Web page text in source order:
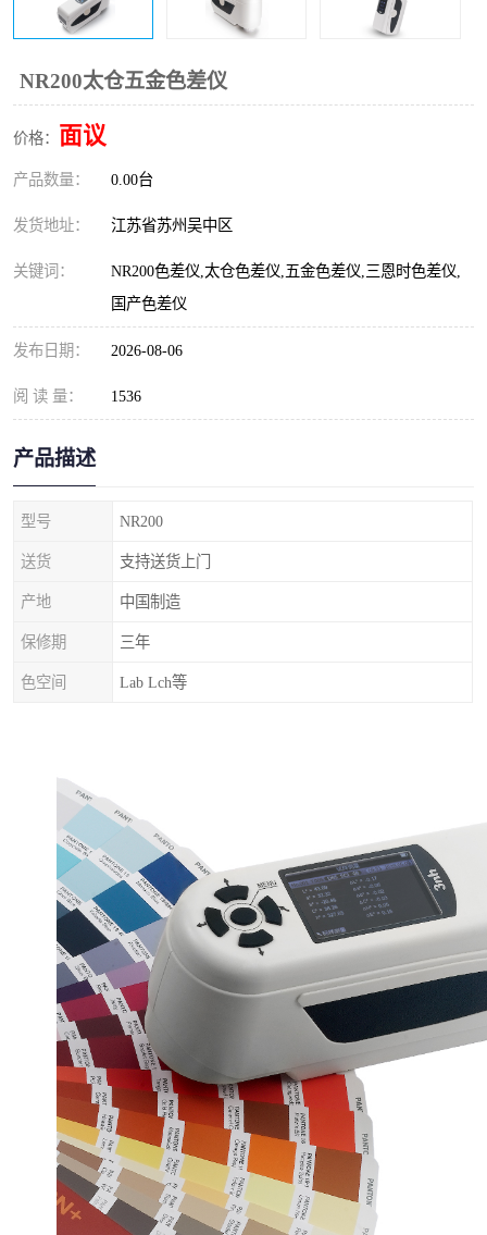
NR200太仓五金色差仪
价格： 面议
产品数量： 0.00台
发货地址： 江苏省苏州吴中区
关键词：
NR200色差仪,太仓色差仪,五金色差仪,三恩时色差仪,
国产色差仪
发布日期： 2026-08-06
阅 读 量： 1536
产品描述
型号 NR200
送货 支持送货上门
产地 中国制造
保修期 三年
色空间 Lab Lch等
配色软件
印刷看样台
条码扫描仪维修